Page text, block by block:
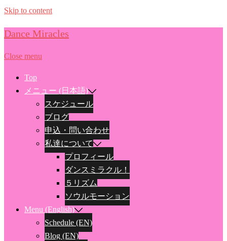
Skip to content
Dance Miracles
Close menu
Top
メニュー (日本語)
スケジュール
ブログ
申込・問い合わせ
私達について
プロフィール
ダンスミラクル！
５リズム
ソウルモーション
Menu (English)
Schedule (EN)
Blog (EN)